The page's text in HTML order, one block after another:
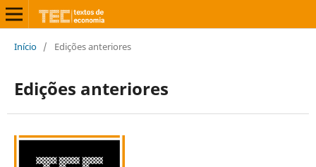
Início / Edições anteriores
Edições anteriores